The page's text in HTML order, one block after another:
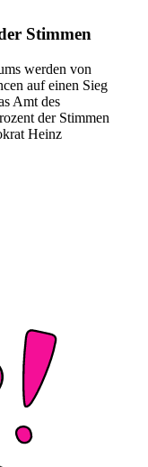
Stimmen
werden von
auf einen Sieg
Amt des
der Stimmen
Heinz